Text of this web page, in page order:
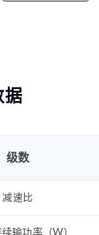
据
级数
减速比
输功率（W）